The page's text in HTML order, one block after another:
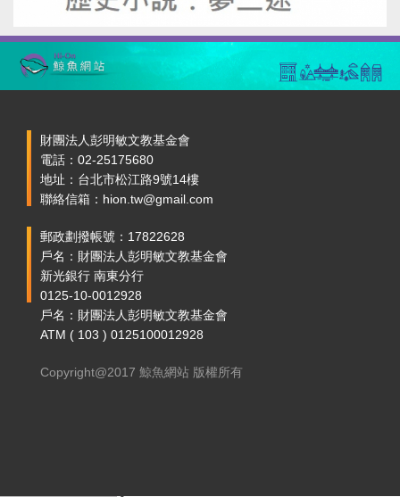
財團法人彭明敏文教基金會
電話：02-25175680
地址：台北市松江路9號14樓
聯絡信箱：hion.tw@gmail.com
郵政劃撥帳號：17822628
戶名：財團法人彭明敏文教基金會
新光銀行 南東分行
0125-10-0012928
戶名：財團法人彭明敏文教基金會
ATM ( 103 ) 0125100012928
Copyright@2017 鯨魚網站 版權所有